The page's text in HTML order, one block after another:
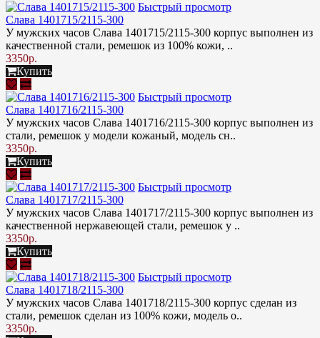
Быстрый просмотр
Слава 1401715/2115-300
У мужских часов Слава 1401715/2115-300 корпус выполнен из
качественной стали, ремешок из 100% кожи, ..
3350р.
Купить
Быстрый просмотр
Слава 1401716/2115-300
У мужских часов Слава 1401716/2115-300 корпус выполнен из
стали, ремешок у модели кожаный, модель сн..
3350р.
Купить
Быстрый просмотр
Слава 1401717/2115-300
У мужских часов Слава 1401717/2115-300 корпус выполнен из
качественной нержавеющей стали, ремешок у ..
3350р.
Купить
Быстрый просмотр
Слава 1401718/2115-300
У мужских часов Слава 1401718/2115-300 корпус сделан из
стали, ремешок сделан из 100% кожи, модель о..
3350р.